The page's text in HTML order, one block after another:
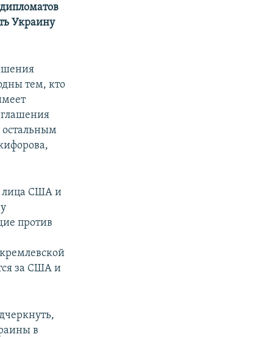
Украину
тем, кто
остальным
лица США и
против
за США и
в